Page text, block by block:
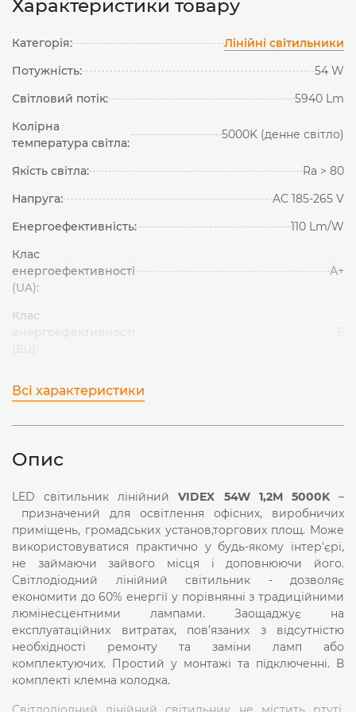
Характеристики товару
Категорія:
Лінійні світильники
Потужність:
54 W
Світловий потік:
5940 Lm
Колірна
температура світла:
5000K (денне світло)
Якість світла:
Ra > 80
Напруга:
AC 185-265 V
Енергоефективність:
110 Lm/W
Клас
енергоефективності
(UA):
А+
Клас
Всі характеристики
Опис
LED світильник лінійнийVIDEX 54W 1,2М 5000K–
призначений для освітлення офісних, виробничих
приміщень, громадських установ,торгових площ. Може
використовуватися практично у будь-якому інтер'єрі,
не займаючи зайвого місця і доповнюючи його.
Світлодіодний лінійний світильник - дозволяє
економити до 60% енергії у порівнянні з традиційними
люмінесцентними лампами. Заощаджує на
експлуатаційних витратах, пов’язаних з відсутністю
необхідності ремонту та заміни ламп або
комплектуючих. Простий у монтажі та підключенні. В
комплекті клемна колодка.